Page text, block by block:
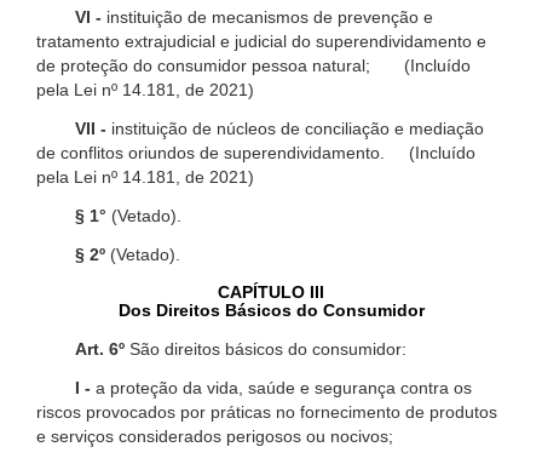
VI - instituição de mecanismos de prevenção e
tratamento extrajudicial e judicial do superendividamento e
de proteção do consumidor pessoa natural; (Incluído
pela Lei nº 14.181, de 2021)
VII - instituição de núcleos de conciliação e mediação
de conflitos oriundos de superendividamento. (Incluído
pela Lei nº 14.181, de 2021)
§ 1° (Vetado).
§ 2º (Vetado).
CAPÍTULO III
Dos Direitos Básicos do Consumidor
Art. 6º São direitos básicos do consumidor:
I - a proteção da vida, saúde e segurança contra os
riscos provocados por práticas no fornecimento de produtos
e serviços considerados perigosos ou nocivos;